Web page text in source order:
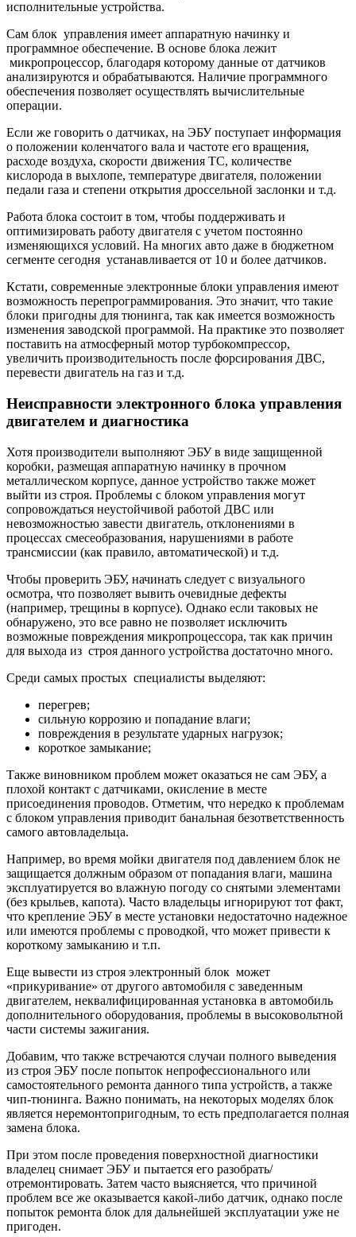
исполнительные устройства.
Сам блок управления имеет аппаратную начинку и
программное обеспечение. В основе блока лежит
микропроцессор, благодаря которому данные от датчиков
анализируются и обрабатываются. Наличие программного
обеспечения позволяет осуществлять вычислительные
операции.
Если же говорить о датчиках, на ЭБУ поступает информация
о положении коленчатого вала и частоте его вращения,
расходе воздуха, скорости движения ТС, количестве
кислорода в выхлопе, температуре двигателя, положении
педали газа и степени открытия дроссельной заслонки и т.д.
Работа блока состоит в том, чтобы поддерживать и
оптимизировать работу двигателя с учетом постоянно
изменяющихся условий. На многих авто даже в бюджетном
сегменте сегодня устанавливается от 10 и более датчиков.
Кстати, современные электронные блоки управления имеют
возможность перепрограммирования. Это значит, что такие
блоки пригодны для тюнинга, так как имеется возможность
изменения заводской программой. На практике это позволяет
поставить на атмосферный мотор турбокомпрессор,
увеличить производительность после форсирования ДВС,
перевести двигатель на газ и т.д.
Неисправности электронного блока управления
двигателем и диагностика
Хотя производители выполняют ЭБУ в виде защищенной
коробки, размещая аппаратную начинку в прочном
металлическом корпусе, данное устройство также может
выйти из строя. Проблемы с блоком управления могут
сопровождаться неустойчивой работой ДВС или
невозможностью завести двигатель, отклонениями в
процессах смесеобразования, нарушениями в работе
трансмиссии (как правило, автоматической) и т.д.
Чтобы проверить ЭБУ, начинать следует с визуального
осмотра, что позволяет вывить очевидные дефекты
(например, трещины в корпусе). Однако если таковых не
обнаружено, это все равно не позволяет исключить
возможные повреждения микропроцессора, так как причин
для выхода из строя данного устройства достаточно много.
Среди самых простых специалисты выделяют:
перегрев;
сильную коррозию и попадание влаги;
повреждения в результате ударных нагрузок;
короткое замыкание;
Также виновником проблем может оказаться не сам ЭБУ, а
плохой контакт с датчиками, окисление в месте
присоединения проводов. Отметим, что нередко к проблемам
с блоком управления приводит банальная безответственность
самого автовладельца.
Например, во время мойки двигателя под давлением блок не
защищается должным образом от попадания влаги, машина
эксплуатируется во влажную погоду со снятыми элементами
(без крыльев, капота). Часто владельцы игнорируют тот факт,
что крепление ЭБУ в месте установки недостаточно надежное
или имеются проблемы с проводкой, что может привести к
короткому замыканию и т.п.
Еще вывести из строя электронный блок может
«прикуривание» от другого автомобиля с заведенным
двигателем, неквалифицированная установка в автомобиль
дополнительного оборудования, проблемы в высоковольтной
части системы зажигания.
Добавим, что также встречаются случаи полного выведения
из строя ЭБУ после попыток непрофессионального или
самостоятельного ремонта данного типа устройств, а также
чип-тюнинга. Важно понимать, на некоторых моделях блок
является неремонтопригодным, то есть предполагается полная
замена блока.
При этом после проведения поверхностной диагностики
владелец снимает ЭБУ и пытается его разобрать/
отремонтировать. Затем часто выясняется, что причиной
проблем все же оказывается какой-либо датчик, однако после
попыток ремонта блок для дальнейшей эксплуатации уже не
пригоден.